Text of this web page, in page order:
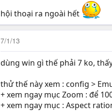
hội thoại ra ngoài hết
7/1/13
dùng win gì thế phải 7 ko,
thử thế này xem : config >
+ xem ngay mục Zoom : để
+ xem ngay mục : Aspect